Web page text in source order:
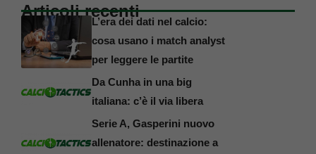
Articoli recenti
L’era dei dati nel calcio:
cosa usano i match analyst
per leggere le partite
Da Cunha in una big
italiana: c’è il via libera
Serie A, Gasperini nuovo
allenatore: destinazione a